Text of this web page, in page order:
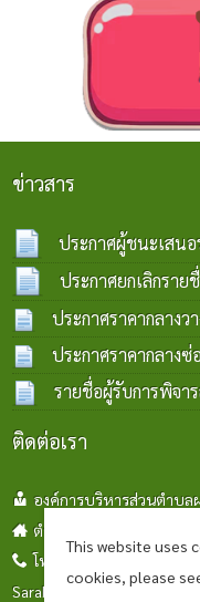
ข่าวสาร
ประกาศผู้ชนะเสน
07 ส.ค. 2569
ประกาศยกเลิกรา
ส.ค. 2569
ประกาศราคากลาง
ทองคำ เงินวิเศษ) บ้
ประกาศราคากลาง
โคกตาเงิน-บ้านแส
รายชื่อผู้รับการพิจ
ติดต่อเรา
องค์การบริหารส่วนตำบล
ตำบลผไทรินทร์ อำเภอลำ
โทร : 044666266
This website uses
cookies, please